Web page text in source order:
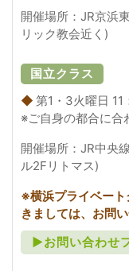
開催場所：JR京浜
リック教会近く)
国立クラス
◆ 第1・3火曜日
※ご自身の都合に合
開催場所：JR中央
ル2Fリトマス)
※横浜プライベー
きましては、お問
►お問い合わせ